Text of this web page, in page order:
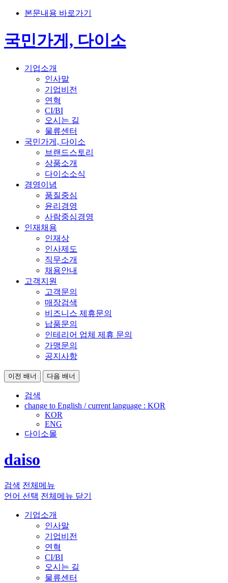
본문내용 바로가기
국민가게, 다이소
기업소개
인사말
기업비전
연혁
CI/BI
오시는 길
물류센터
국민가게, 다이소
브랜드스토리
상품소개
다이소소식
경영이념
품질중심
윤리경영
사람중심경영
인재채용
인재상
인사제도
직무소개
채용안내
고객지원
고객문의
매장검색
비즈니스 제휴문의
납품문의
인테리어 업체 제휴 문의
가맹문의
공지사항
이전 배너 다음 배너
검색
change to English / current language : KOR
KOR
ENG
다이소몰
daiso
검색 전체메뉴
언어 선택 전체메뉴 닫기
기업소개
인사말
기업비전
연혁
CI/BI
오시는 길
물류센터